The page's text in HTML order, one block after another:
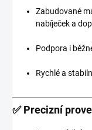
Zabudované
nabíječek a
Podpora i
Rychlé a
✅Precizní